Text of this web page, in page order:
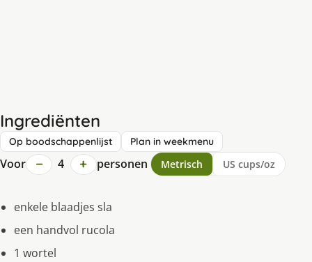
Ingrediënten
Op boodschappenlijst Plan in weekmenu
Voor − 4 + personen Metrisch US cups/oz
enkele blaadjes sla
een handvol rucola
1 wortel